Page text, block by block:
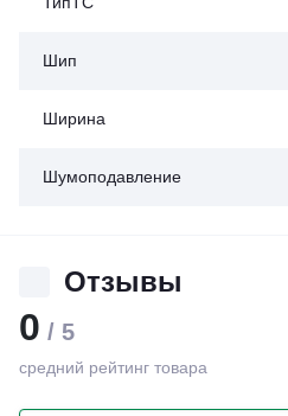
Шип
Ширина
Шумоподавление
Отзывы
0 / 5
средний рейтинг товара